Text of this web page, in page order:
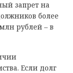
запрет на
более
рублей – в
Если долг